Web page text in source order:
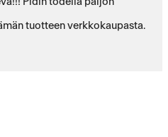
tuotteen verkkokaupasta.